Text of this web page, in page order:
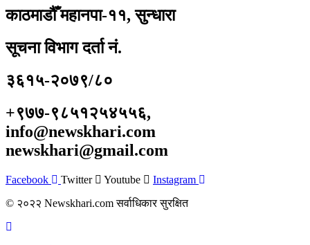
काठमाडौँ महानपा-११, सुन्धारा
सूचना विभाग दर्ता नं.
३६१५-२०७९/८०
+९७७-९८५१२५४५५६,
info@newskhari.com
newskhari@gmail.com
Facebook Twitter Youtube
Instagram
© २०२२ Newskhari.com सर्वाधिकार सुरक्षित